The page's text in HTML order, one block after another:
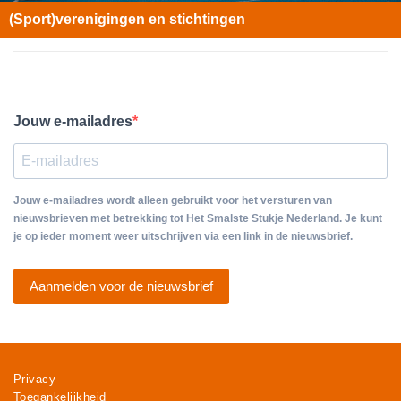
(Sport)verenigingen en stichtingen
Jouw e-mailadres
Jouw e-mailadres wordt alleen gebruikt voor het versturen van
nieuwsbrieven met betrekking tot Het Smalste Stukje Nederland. Je kunt
je op ieder moment weer uitschrijven via een link in de nieuwsbrief.
Aanmelden voor de nieuwsbrief
Privacy
Toegankelijkheid